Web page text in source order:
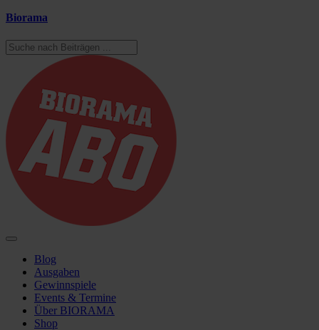
Biorama
Blog
Ausgaben
Gewinnspiele
Events & Termine
Über BIORAMA
Shop